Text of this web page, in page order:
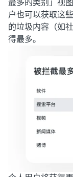
最多的类别」视
户也可以获取这
的垃圾内容（如
得最多。